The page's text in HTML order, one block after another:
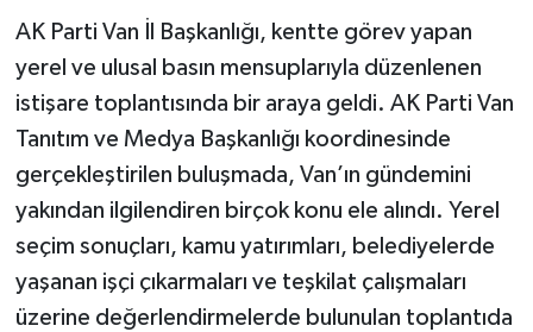
AK Parti Van İl Başkanlığı, kentte görev yapan
yerel ve ulusal basın mensuplarıyla düzenlenen
istişare toplantısında bir araya geldi. AK Parti Van
Tanıtım ve Medya Başkanlığı koordinesinde
gerçekleştirilen buluşmada, Van’ın gündemini
yakından ilgilendiren birçok konu ele alındı. Yerel
seçim sonuçları, kamu yatırımları, belediyelerde
yaşanan işçi çıkarmaları ve teşkilat çalışmaları
üzerine değerlendirmelerde bulunulan toplantıda